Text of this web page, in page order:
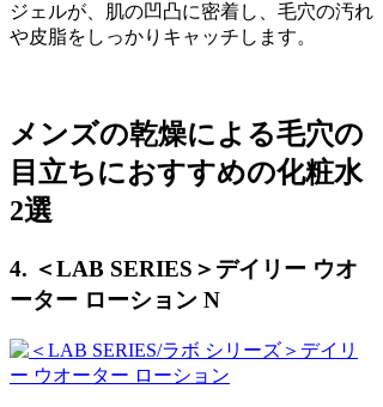
ジェルが、肌の凹凸に密着し、毛穴の汚れ
や皮脂をしっかりキャッチします。
メンズの乾燥による毛穴の
目立ちにおすすめの化粧水
2選
4. ＜LAB SERIES＞デイリー ウオ
ーター ローション N